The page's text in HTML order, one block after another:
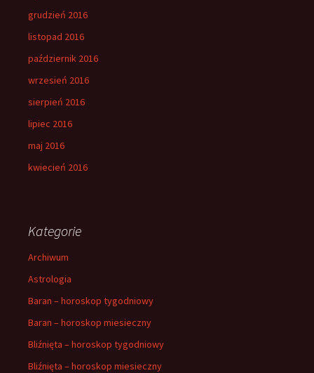
grudzień 2016
listopad 2016
październik 2016
wrzesień 2016
sierpień 2016
lipiec 2016
maj 2016
kwiecień 2016
Kategorie
Archiwum
Astrologia
Baran – horoskop tygodniowy
Baran – horoskop miesieczny
Bliźnięta – horoskop tygodniowy
Bliźnięta – horoskop miesieczny